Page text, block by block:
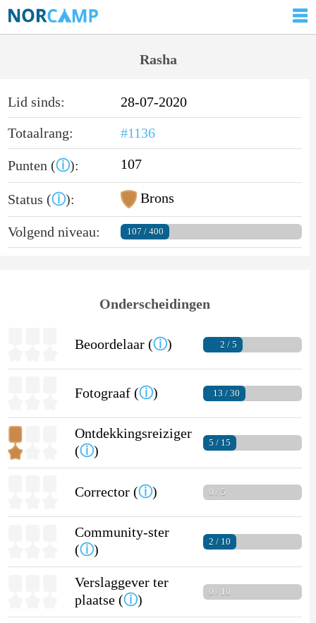
Rasha
Lid sinds:
28-07-2020
Totaalrang:
#1136
Punten (ⓘ): 107
Status (ⓘ): Brons
Volgend niveau: 107 / 400
Onderscheidingen
Beoordelaar (ⓘ) 2 / 5
Fotograaf (ⓘ) 13 / 30
Ontdekkingsreiziger
(ⓘ)
5 / 15
Corrector (ⓘ) 0 / 5
Community-ster
(ⓘ)
2 / 10
Verslaggever ter
plaatse (ⓘ)
0 / 10